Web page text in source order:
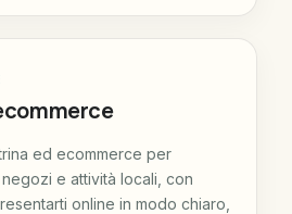
ed ecommerce per
e attività locali, con
online in modo chiaro,